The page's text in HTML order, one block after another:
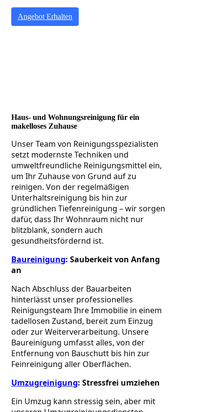
Angebot Erhalten
Haus- und Wohnungsreinigung für ein
makelloses Zuhause
Unser Team von Reinigungsspezialisten
setzt modernste Techniken und
umweltfreundliche Reinigungsmittel ein,
um Ihr Zuhause von Grund auf zu
reinigen. Von der regelmäßigen
Unterhaltsreinigung bis hin zur
gründlichen Tiefenreinigung – wir sorgen
dafür, dass Ihr Wohnraum nicht nur
blitzblank, sondern auch
gesundheitsfördernd ist.
Baureinigung: Sauberkeit von Anfang
an
Nach Abschluss der Bauarbeiten
hinterlässt unser professionelles
Reinigungsteam Ihre Immobilie in einem
tadellosen Zustand, bereit zum Einzug
oder zur Weiterverarbeitung. Unsere
Baureinigung umfasst alles, von der
Entfernung von Bauschutt bis hin zur
Feinreinigung aller Oberflächen.
Umzugreinigung: Stressfrei umziehen
Ein Umzug kann stressig sein, aber mit